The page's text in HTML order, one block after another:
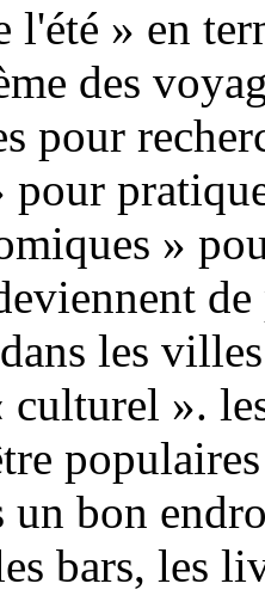
l'été » en
des
pour
»
les
culturel ».
un bon
bars, les